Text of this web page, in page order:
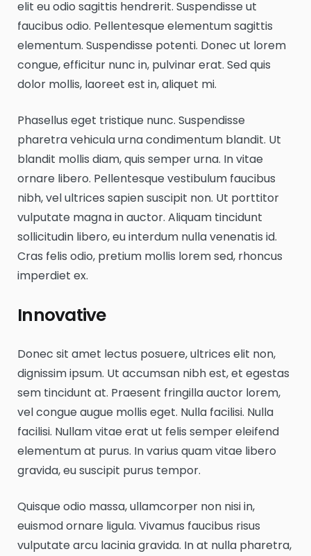
elit eu odio sagittis hendrerit. Suspendisse ut
faucibus odio. Pellentesque elementum sagittis
elementum. Suspendisse potenti. Donec ut lorem
congue, efficitur nunc in, pulvinar erat. Sed quis
dolor mollis, laoreet est in, aliquet mi.
Phasellus eget tristique nunc. Suspendisse
pharetra vehicula urna condimentum blandit. Ut
blandit mollis diam, quis semper urna. In vitae
ornare libero. Pellentesque vestibulum faucibus
nibh, vel ultrices sapien suscipit non. Ut porttitor
vulputate magna in auctor. Aliquam tincidunt
sollicitudin libero, eu interdum nulla venenatis id.
Cras felis odio, pretium mollis lorem sed, rhoncus
imperdiet ex.
Innovative
Donec sit amet lectus posuere, ultrices elit non,
dignissim ipsum. Ut accumsan nibh est, et egestas
sem tincidunt at. Praesent fringilla auctor lorem,
vel congue augue mollis eget. Nulla facilisi. Nulla
facilisi. Nullam vitae erat ut felis semper eleifend
elementum at purus. In varius quam vitae libero
gravida, eu suscipit purus tempor.
Quisque odio massa, ullamcorper non nisi in,
euismod ornare ligula. Vivamus faucibus risus
vulputate arcu lacinia gravida. In at nulla pharetra,